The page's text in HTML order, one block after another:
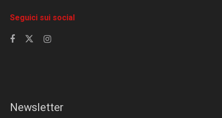
Seguici sui social
Newsletter